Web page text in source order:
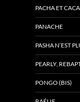
PACHA ET
PANACHE
PASHA N’EST
PEARLY,
PONGO (BIS)